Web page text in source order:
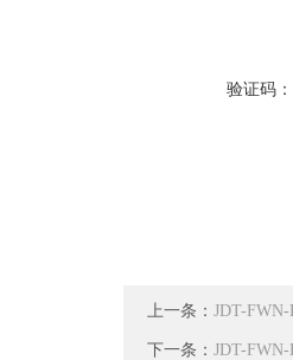
验证码：
上一条： JDT-
下一条： JDT-